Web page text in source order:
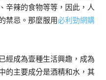
辛辣的食物等等，因此，人
禁忌。那麼服用必利勁網購
經成為壹種生活興趣，成為
的主要成分是酒精和水，其